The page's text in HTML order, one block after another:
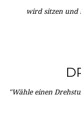
wird sitzen und
"Wähle einen